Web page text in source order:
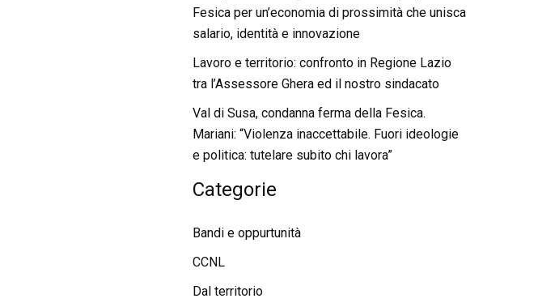
Fesica per un’economia di prossimità che unisca
salario, identità e innovazione
Lavoro e territorio: confronto in Regione Lazio
tra l’Assessore Ghera ed il nostro sindacato
Val di Susa, condanna ferma della Fesica.
Mariani: “Violenza inaccettabile. Fuori ideologie
e politica: tutelare subito chi lavora”
Categorie
Bandi e oppurtunità
CCNL
Dal territorio